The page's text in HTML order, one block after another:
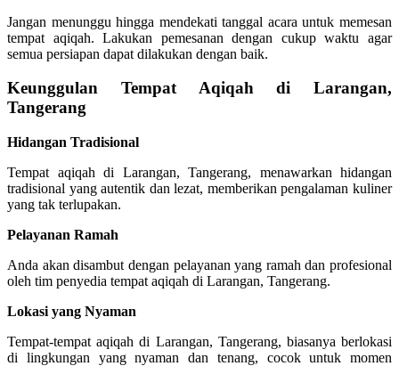
Jangan menunggu hingga mendekati tanggal acara untuk memesan
tempat aqiqah. Lakukan pemesanan dengan cukup waktu agar
semua persiapan dapat dilakukan dengan baik.
Keunggulan Tempat Aqiqah di Larangan,
Tangerang
Hidangan Tradisional
Tempat aqiqah di Larangan, Tangerang, menawarkan hidangan
tradisional yang autentik dan lezat, memberikan pengalaman kuliner
yang tak terlupakan.
Pelayanan Ramah
Anda akan disambut dengan pelayanan yang ramah dan profesional
oleh tim penyedia tempat aqiqah di Larangan, Tangerang.
Lokasi yang Nyaman
Tempat-tempat aqiqah di Larangan, Tangerang, biasanya berlokasi
di lingkungan yang nyaman dan tenang, cocok untuk momen